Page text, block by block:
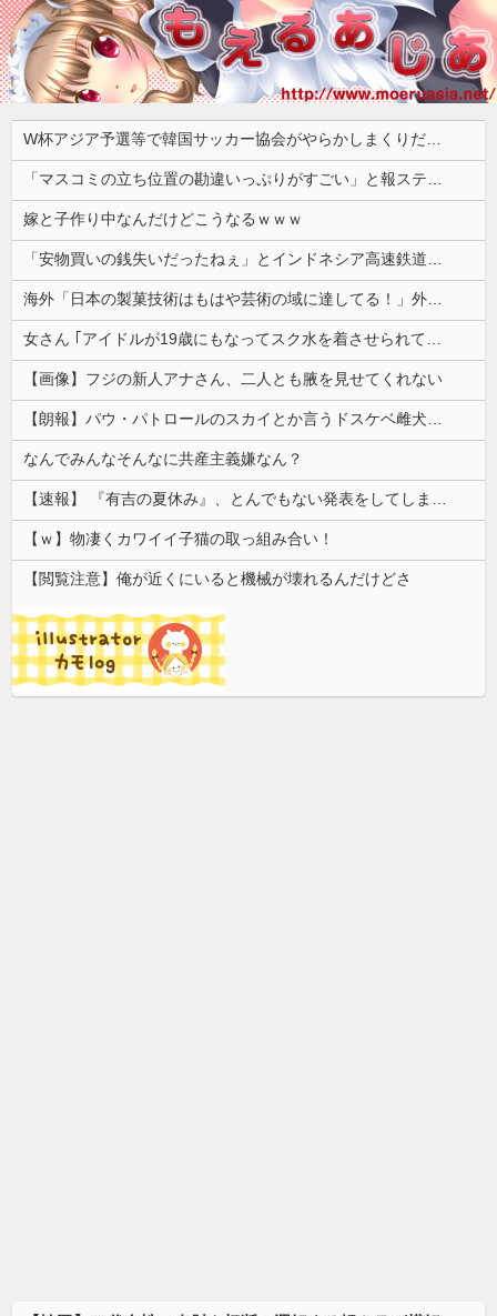
W杯アジア予選等で韓国サッカー協会がやらかしまくりだと発覚、「いきなり共同開催になったしな」と日韓共催の件に言及する声も……
「マスコミの立ち位置の勘違いっぷりがすごい」と報ステ大越キャスターの台詞に視聴者絶句、高市とトランプを同列視させようという思惑がひしひしと
嫁と子作り中なんだけどこうなるｗｗｗ
「安物買いの銭失いだったねぇ」とインドネシア高速鉄道の最終処分に日本側騒然、国家予算は使わないというと何が財源なんだ？
海外「日本の製菓技術はもはや芸術の域に達してる！」外国人が驚いた日本のお菓子の見た目とは・・・？【海外の反応】
女さん ｢アイドルが19歳にもなってスク水を着させられている！｣⇒結果ｗｗｗ
【画像】フジの新人アナさん、二人とも腋を見せてくれない
【朗報】パウ・パトロールのスカイとか言うドスケベ雌犬🐶ｗｗｗｗｗｗｗｗｗｗｗｗ
なんでみんなそんなに共産主義嫌なん？
【速報】 『有吉の夏休み』、とんでもない発表をしてしまう！！！！！
【ｗ】物凄くカワイイ子猫の取っ組み合い！
【閲覧注意】俺が近くにいると機械が壊れるんだけどさ